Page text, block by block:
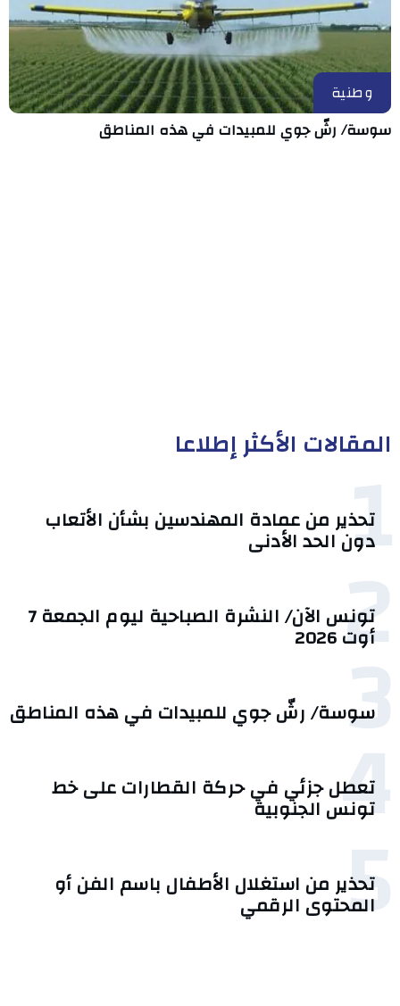
وطنية
سوسة/ رشّ جوي للمبيدات في هذه المناطق
المقالات الأكثر إطلاعا
1
تحذير من عمادة المهندسين بشأن الأتعاب
دون الحد الأدنى
2 تونس الآن/ النشرة الصباحية ليوم الجمعة 7
أوت 2026
3
سوسة/ رشّ جوي للمبيدات في هذه المناطق
4
تعطل جزئي في حركة القطارات على خط
تونس الجنوبية
5
تحذير من استغلال الأطفال باسم الفن أو
المحتوى الرقمي